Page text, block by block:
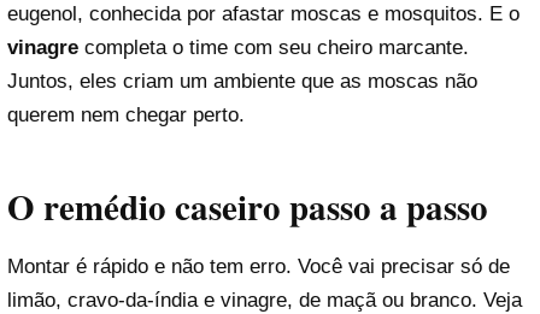
eugenol, conhecida por afastar moscas e mosquitos. E o
vinagre completa o time com seu cheiro marcante.
Juntos, eles criam um ambiente que as moscas não
querem nem chegar perto.
O remédio caseiro passo a passo
Montar é rápido e não tem erro. Você vai precisar só de
limão, cravo-da-índia e vinagre, de maçã ou branco. Veja